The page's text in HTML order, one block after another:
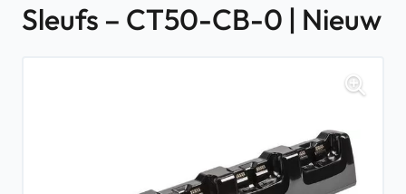
Sleufs – CT50-CB-0 | Nieuw